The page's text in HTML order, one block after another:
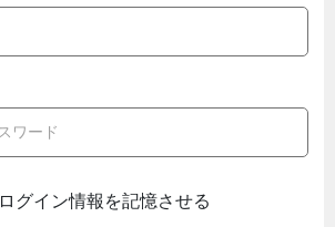
ログイン情報を記憶させる